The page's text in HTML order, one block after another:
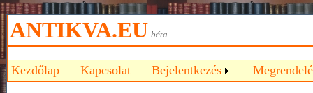
ANTIKVA.EU béta
Kezdőlap Kapcsolat Bejelentkezés